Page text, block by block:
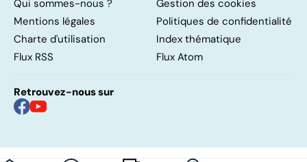
Qui sommes-nous ?
Gestion des cookies
Mentions légales
Politiques de confidentialité
Charte d'utilisation
Index thématique
Flux RSS
Flux Atom
Retrouvez-nous sur